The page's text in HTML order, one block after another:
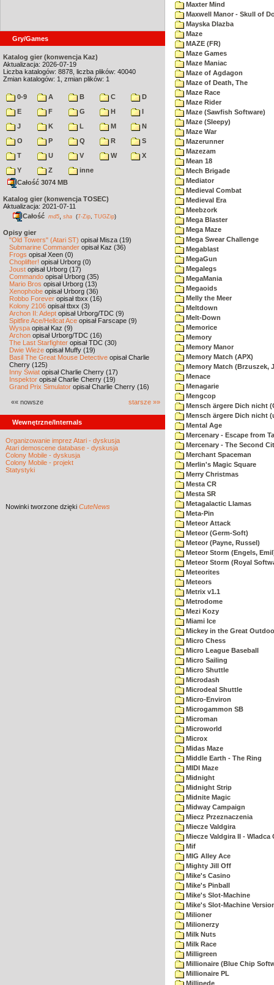
Gry/Games
Katalog gier (konwencja Kaz)
Aktualizacja: 2026-07-19
Liczba katalogów: 8878, liczba plików: 40040
Zmian katalogów: 1, zmian plików: 1
0-9 A B C
D
E
F G H
I
J
K L M
N
O
P Q R
S
T
U V W
X
Y
Z
inne
Całość 3074 MB
Katalog gier (konwencja TOSEC)
Aktualizacja: 2021-07-11
Całość md5 sha (7-Zip TUGZip)
Opisy gier
"Old Towers" (Atari ST) opisał Misza (19)
Submarine Commander opisał Kaz (36)
Frogs opisał Xeen (0)
Choplifter! opisał Urborg (0)
Joust opisał Urborg (17)
Commando opisał Urborg (35)
Mario Bros opisał Urborg (13)
Xenophobe opisał Urborg (36)
Robbo Forever opisał tbxx (16)
Kolony 2106 opisał tbxx (3)
Archon II: Adept opisał Urborg/TDC (9)
Spitfire Ace/Hellcat Ace opisał Farscape (9)
Wyspa opisał Kaz (9)
Archon opisał Urborg/TDC (16)
The Last Starfighter opisał TDC (30)
Dwie Wieże opisał Muffy (19)
Basil The Great Mouse Detective opisał Charlie
Cherry (125)
Inny Świat opisał Charlie Cherry (17)
Inspektor opisał Charlie Cherry (19)
Grand Prix Simulator opisał Charlie Cherry (16)
«« nowsze starsze »»
Wewnętrzne/Internals
Organizowanie imprez Atari - dyskusja
Atari demoscene database - dyskusja
Colony Mobile - dyskusja
Colony Mobile - projekt
Statystyki
Nowinki tworzone dzięki CuteNews
Maxter Mind
Maxwell Manor - Skull of
Mayska Dlazba
Maze
MAZE (FR)
Maze Games
Maze Maniac
Maze of Agdagon
Maze of Death, The
Maze Race
Maze Rider
Maze (Sawfish Software)
Maze (Sleepy)
Maze War
Mazerunner
Mazezam
Mean 18
Mech Brigade
Mediator
Medieval Combat
Medieval Era
Meebzork
Mega Blaster
Mega Maze
Mega Swear Challenge
Megablast
MegaGun
Megalegs
MegaMania
Megaoids
Melly the Meer
Meltdown
Melt-Down
Memorice
Memory
Memory Manor
Memory Match (APX)
Memory Match (Brzuszek,
Menace
Menagarie
Mengcop
Mensch ärgere Dich nicht
Mensch ärgere Dich nicht
Mental Age
Mercenary - Escape from
Mercenary - The Second
Merchant Spaceman
Merlin's Magic Square
Merry Christmas
Mesta CR
Mesta SR
Metagalactic Llamas
Meta-Pin
Meteor Attack
Meteor (Germ-Soft)
Meteor (Payne, Russel)
Meteor Storm (Engels,
Meteor Storm (Royal
Meteorites
Meteors
Metrix v1.1
Metrodome
Mezi Kozy
Miami Ice
Mickey in the Great
Micro Chess
Micro League Baseball
Micro Sailing
Micro Shuttle
Microdash
Microdeal Shuttle
Micro-Environ
Microgammon SB
Microman
Microworld
Microx
Midas Maze
Middle Earth - The Ring
MIDI Maze
Midnight
Midnight Strip
Midnite Magic
Midway Campaign
Miecz Przeznaczenia
Miecze Valdgira
Miecze Valdgira II - Wladca
Mif
MIG Alley Ace
Mighty Jill Off
Mike's Casino
Mike's Pinball
Mike's Slot-Machine
Mike's Slot-Machine
Milioner
Milionerzy
Milk Nuts
Milk Race
Milligreen
Millionaire (Blue Chip
Millionaire PL
Millipede